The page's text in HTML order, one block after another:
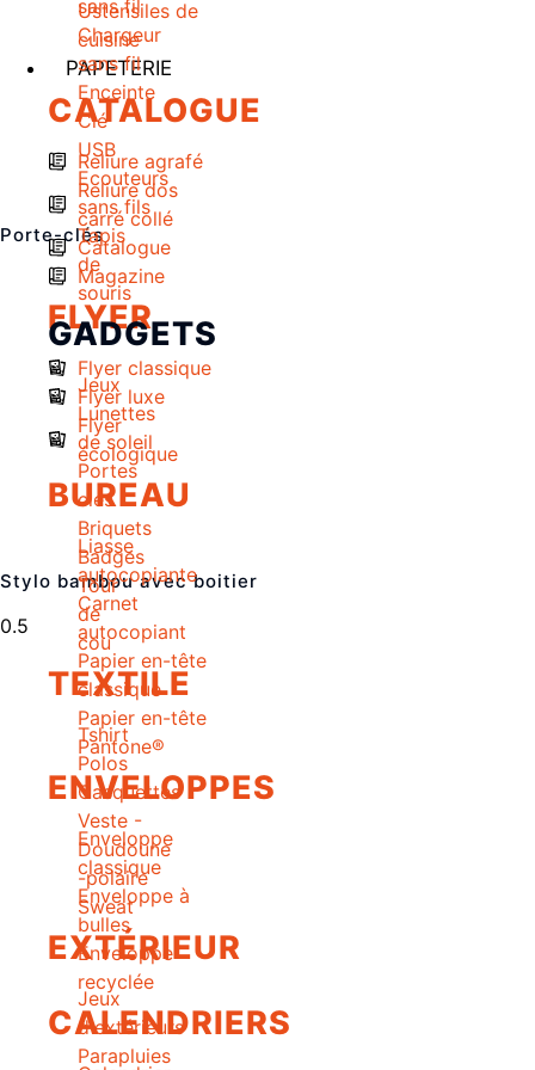
Ustensiles de
cuisine
PAPETERIE
CATALOGUE
Reliure agrafé
Reliure dos
carré collé
Catalogue
Magazine
FLYER
Flyer classique
Flyer luxe
Flyer
écologique
BUREAU
Liasse
autocopiante
Carnet
autocopiant
Papier en-tête
classique
Papier en-tête
Pantone®
ENVELOPPES
Enveloppe
classique
Enveloppe à
bulles
Enveloppe
recyclée
CALENDRIERS
sans fil
Chargeur
sans fil
Enceinte
Clé
USB
Ecouteurs
sans fils
Tapis
de
souris
GADGETS
Jeux
Lunettes
de soleil
Portes
clés
Briquets
Badges
Tour
de
cou
TEXTILE
Tshirt
Polos
Casquettes
Veste -
Doudoune
-polaire
Sweat
EXTÉRIEUR
Jeux
d'extérieurs
Parapluies
Porte-clés
Stylo bambou avec boitier